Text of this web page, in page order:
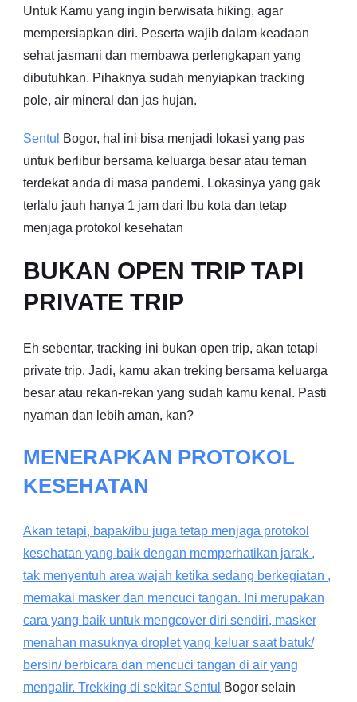
Untuk Kamu yang ingin berwisata hiking, agar
mempersiapkan diri. Peserta wajib dalam keadaan
sehat jasmani dan membawa perlengkapan yang
dibutuhkan. Pihaknya sudah menyiapkan tracking
pole, air mineral dan jas hujan.
Sentul
Bogor, hal ini bisa menjadi lokasi yang pas
untuk berlibur bersama keluarga besar atau teman
terdekat anda di masa pandemi. Lokasinya yang gak
terlalu jauh hanya 1 jam dari Ibu kota dan tetap
menjaga protokol kesehatan
BUKAN OPEN TRIP TAPI
PRIVATE TRIP
Eh sebentar, tracking ini bukan open trip, akan tetapi
private trip. Jadi, kamu akan treking bersama keluarga
besar atau rekan-rekan yang sudah kamu kenal. Pasti
nyaman dan lebih aman, kan?
MENERAPKAN PROTOKOL
KESEHATAN
Akan tetapi, bapak/ibu juga tetap menjaga protokol
kesehatan yang baik dengan memperhatikan jarak ,
tak menyentuh area wajah ketika sedang berkegiatan ,
memakai masker dan mencuci tangan. Ini merupakan
cara yang baik untuk mengcover diri sendiri, masker
menahan masuknya droplet yang keluar saat batuk/
bersin/ berbicara dan mencuci tangan di air yang
mengalir. Trekking di sekitar Sentul
Bogor selain